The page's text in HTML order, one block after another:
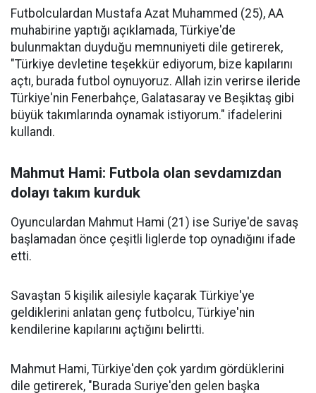
Futbolculardan Mustafa Azat Muhammed (25), AA
muhabirine yaptığı açıklamada, Türkiye'de
bulunmaktan duyduğu memnuniyeti dile getirerek,
"Türkiye devletine teşekkür ediyorum, bize kapılarını
açtı, burada futbol oynuyoruz. Allah izin verirse ileride
Türkiye'nin Fenerbahçe, Galatasaray ve Beşiktaş gibi
büyük takımlarında oynamak istiyorum." ifadelerini
kullandı.
Mahmut Hami: Futbola olan sevdamızdan
dolayı takım kurduk
Oyunculardan Mahmut Hami (21) ise Suriye'de savaş
başlamadan önce çeşitli liglerde top oynadığını ifade
etti.
Savaştan 5 kişilik ailesiyle kaçarak Türkiye'ye
geldiklerini anlatan genç futbolcu, Türkiye'nin
kendilerine kapılarını açtığını belirtti.
Mahmut Hami, Türkiye'den çok yardım gördüklerini
dile getirerek, "Burada Suriye'den gelen başka